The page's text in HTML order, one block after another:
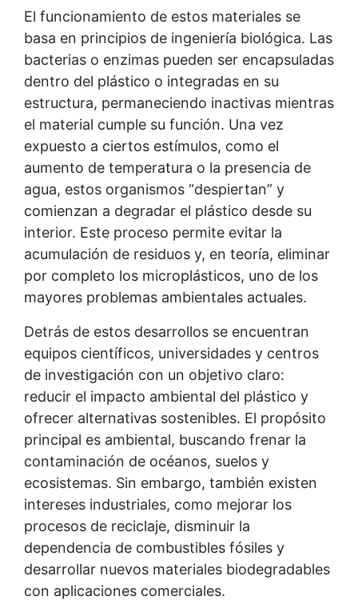
El funcionamiento de estos materiales se
basa en principios de ingeniería biológica. Las
bacterias o enzimas pueden ser encapsuladas
dentro del plástico o integradas en su
estructura, permaneciendo inactivas mientras
el material cumple su función. Una vez
expuesto a ciertos estímulos, como el
aumento de temperatura o la presencia de
agua, estos organismos “despiertan” y
comienzan a degradar el plástico desde su
interior. Este proceso permite evitar la
acumulación de residuos y, en teoría, eliminar
por completo los microplásticos, uno de los
mayores problemas ambientales actuales.
Detrás de estos desarrollos se encuentran
equipos científicos, universidades y centros
de investigación con un objetivo claro:
reducir el impacto ambiental del plástico y
ofrecer alternativas sostenibles. El propósito
principal es ambiental, buscando frenar la
contaminación de océanos, suelos y
ecosistemas. Sin embargo, también existen
intereses industriales, como mejorar los
procesos de reciclaje, disminuir la
dependencia de combustibles fósiles y
desarrollar nuevos materiales biodegradables
con aplicaciones comerciales.